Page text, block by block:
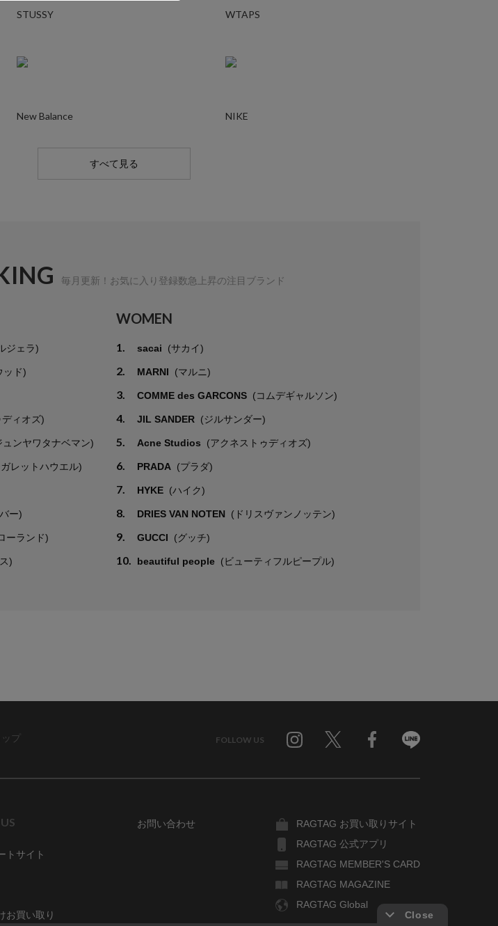
STUSSY WTAPS
New Balance NIKE
すべて見る
毎月更新！お気に入り登録数急上昇の注目ブランド
ジェラ)
ッド)
ィオズ)
ュンヤワタナベマン)
レットハウエル)
ー)
ーランド)
)
WOMEN
1. sacai (サカイ)
2. MARNI (マルニ)
3. COMME des GARCONS (コムデギャルソン)
4. JIL SANDER (ジルサンダー)
5. Acne Studios (アクネストゥディオズ)
6. PRADA (プラダ)
7. HYKE (ハイク)
8. DRIES VAN NOTEN (ドリスヴァンノッテン)
9. GUCCI (グッチ)
10. beautiful people (ビューティフルピープル)
プ FOLLOW US
トサイト
お買い取り
お問い合わせ
RAGTAG お買い取りサイト
RAGTAG 公式アプリ
RAGTAG MEMBER'S CARD
RAGTAG MAGAZINE
RAGTAG Global